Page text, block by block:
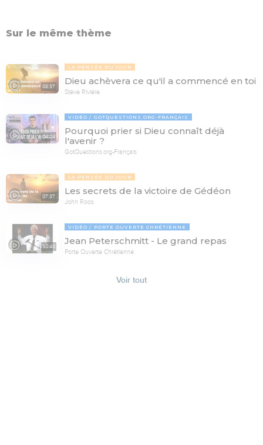
Sur le même thème
08:37
LA PENSÉE DU JOUR
Dieu achèvera ce qu'il a commencé en toi
Stève Rivière
04:24
VIDÉO GOTQUESTIONS.ORG-FRANÇAIS
Pourquoi prier si Dieu connaît déjà
l'avenir ?
GotQuestions.org-Français
07:37
LA PENSÉE DU JOUR
Les secrets de la victoire de Gédéon
John Roos
50:40
VIDÉO PORTE OUVERTE CHRÉTIENNE
Jean Peterschmitt - Le grand repas
Porte Ouverte Chrétienne
Voir tout